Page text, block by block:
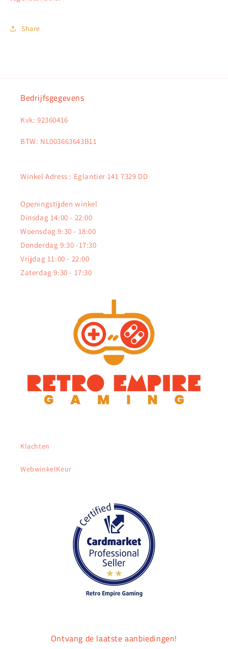
Share
Bedrijfsgegevens
Kvk: 92360416
BTW: NL003663643B11
Winkel Adress : Eglantier 141 7329 DD
Openingstijden winkel
Dinsdag 14:00 - 22:00
Woensdag 9:30 - 18:00
Donderdag 9:30 -17:30
Vrijdag 11:00 - 22:00
Zaterdag 9:30 - 17:30
Klachten
WebwinkelKeur
Ontvang de laatste aanbiedingen!